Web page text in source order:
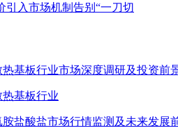
引入市场机制告别“一刀切
热基板行业市场深度调研及投资前
热基板行业
胺盐酸盐市场行情监测及未来发展